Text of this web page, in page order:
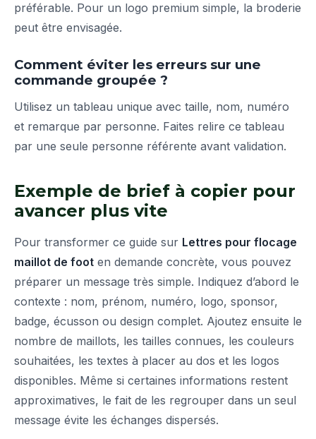
préférable. Pour un logo premium simple, la broderie
peut être envisagée.
Comment éviter les erreurs sur une
commande groupée ?
Utilisez un tableau unique avec taille, nom, numéro
et remarque par personne. Faites relire ce tableau
par une seule personne référente avant validation.
Exemple de brief à copier pour
avancer plus vite
Pour transformer ce guide sur Lettres pour flocage
maillot de foot en demande concrète, vous pouvez
préparer un message très simple. Indiquez d’abord le
contexte : nom, prénom, numéro, logo, sponsor,
badge, écusson ou design complet. Ajoutez ensuite le
nombre de maillots, les tailles connues, les couleurs
souhaitées, les textes à placer au dos et les logos
disponibles. Même si certaines informations restent
approximatives, le fait de les regrouper dans un seul
message évite les échanges dispersés.